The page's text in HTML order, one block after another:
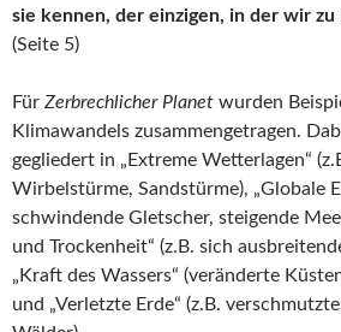
sie kennen, der einzigen, in der wir zu
(Seite 5)
Für Zerbrechlicher Planet wurden
Klimawandels zusammengetragen.
gegliedert in „Extreme Wetterlagen“
Wirbelstürme, Sandstürme), „Globale
schwindende Gletscher, steigende
und Trockenheit“ (z.B. sich
„Kraft des Wassers“ (veränderte
und „Verletzte Erde“ (z.B.